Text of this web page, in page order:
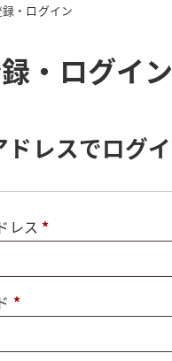
・ログイン
・ログイン
ドレスでログ
レス *必
*必